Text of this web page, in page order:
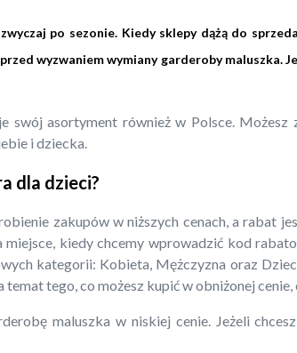
po sezonie. Kiedy sklepy dążą do
wyzwaniem wymiany garderoby maluszka.
swój asortyment również w Polsce.
i dziecka.
dla dzieci?
zakupów w niższych cenach, a rabat
kiedy chcemy wprowadzić kod
kategorii: Kobieta, Mężczyzna oraz
tego, co możesz kupić w obniżonej
maluszka w niskiej cenie. Jeżeli